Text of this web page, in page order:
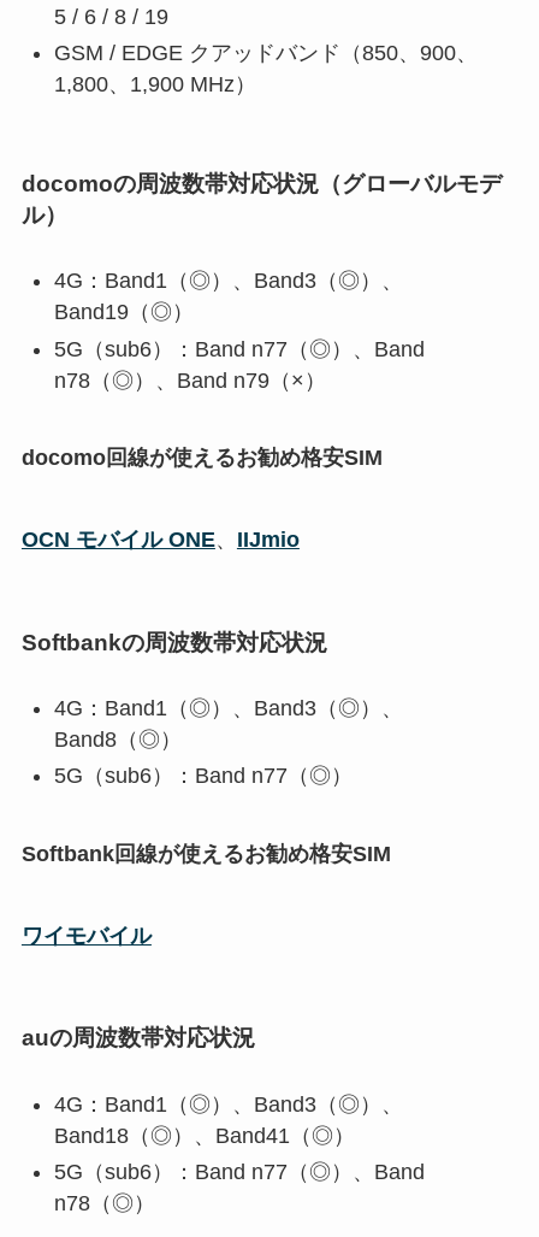
5 / 6 / 8 / 19
GSM / EDGE クアッドバンド（850、900、
1,800、1,900 MHz）
docomoの周波数帯対応状況（グローバルモデ
ル）
4G：Band1（◎）、Band3（◎）、
Band19（◎）
5G（sub6）：Band n77（◎）、Band
n78（◎）、Band n79（×）
docomo回線が使えるお勧め格安SIM
OCN モバイル ONE、 IIJmio
Softbankの周波数帯対応状況
4G：Band1（◎）、Band3（◎）、
Band8（◎）
5G（sub6）：Band n77（◎）
Softbank回線が使えるお勧め格安SIM
ワイモバイル
auの周波数帯対応状況
4G：Band1（◎）、Band3（◎）、
Band18（◎）、Band41（◎）
5G（sub6）：Band n77（◎）、Band
n78（◎）